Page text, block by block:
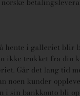
hente i galleriet blir
ikke trukket fra din
Går det lang tid
noen kunder
i sin bankkonto bli